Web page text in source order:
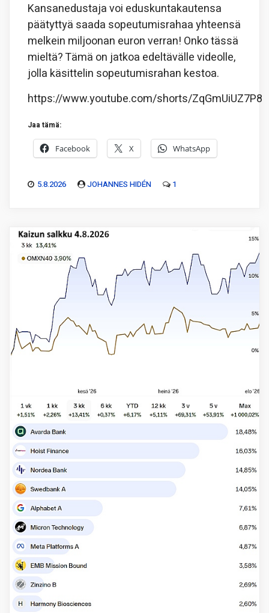
Kansanedustaja voi eduskuntakautensa
päätyttyä saada sopeutumisrahaa yhteensä
melkein miljoonan euron verran! Onko tässä
mieltä? Tämä on jatkoa edeltävälle videolle,
jolla käsittelin sopeutumisrahan kestoa.
https://www.youtube.com/shorts/ZqGmUiUZ7P8
Jaa tämä:
Facebook X WhatsApp
5.8.2026 JOHANNES HIDÉN 1